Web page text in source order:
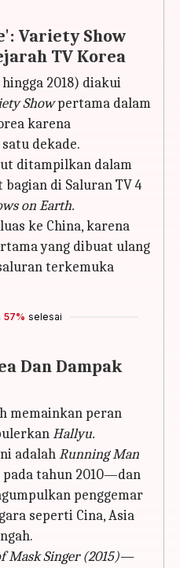
Variety Show
TV Korea
2018) diakui
Showpertama dalam
karena
dekade.
ditampilkan dalam
di Saluran TV 4
on Earth.
ke China, karena
yang dibuat ulang
terkemuka
57% selesai
Dan Dampak
memainkan peran
Hallyu.
adalahRunning Man
tahun 2010—dan
penggemar
seperti Cina, Asia
Mask Singer (2015)—